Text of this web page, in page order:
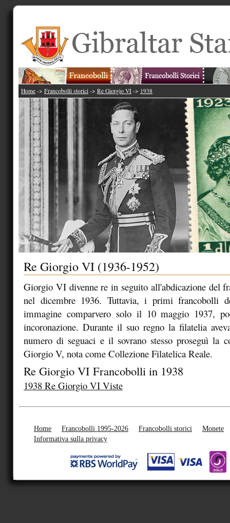
Home -> Francobolli storici -> Re Giorgio VI -> 1938
Re Giorgio VI (1936-1952)
Giorgio VI divenne re in seguito all'abdicazione del
nel dicembre 1936. Tuttavia, i primi francobolli
immagine comparvero solo il 10 maggio 1937,
incoronazione. Durante il suo regno la filatelia
numero di seguaci e il sovrano stesso proseguì la
Giorgio V, nota come Collezione Filatelica Reale.
Re Giorgio VI Francobolli in 1938
1938 Re Giorgio VI Viste
Home Francobolli 1995-2026 Francobolli storici
Monete
Informativa sulla privacy